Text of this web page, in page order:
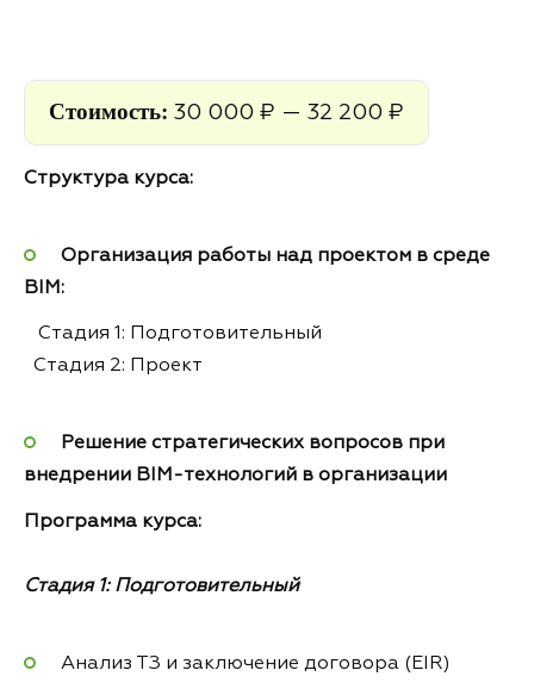
Стоимость: 30 000 ₽ — 32 200 ₽
Структура курса:
Организация работы над проектом в среде
BIM:
Стадия 1: Подготовительный
Стадия 2: Проект
Решение стратегических вопросов при
внедрении BIM-технологий в организации
Программа курса:
Стадия 1: Подготовительный
Анализ ТЗ и заключение договора (EIR)